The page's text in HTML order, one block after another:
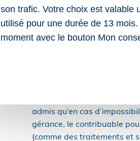
ou gérants de SEL.
Partant de là, la
ou, s’il existe un lien de
admis qu’en cas
gérance, le contribuable
(comme des traitements et
son trafic. Votre choix est valable
utilisé pour une durée de 13
moment avec le bouton Mon